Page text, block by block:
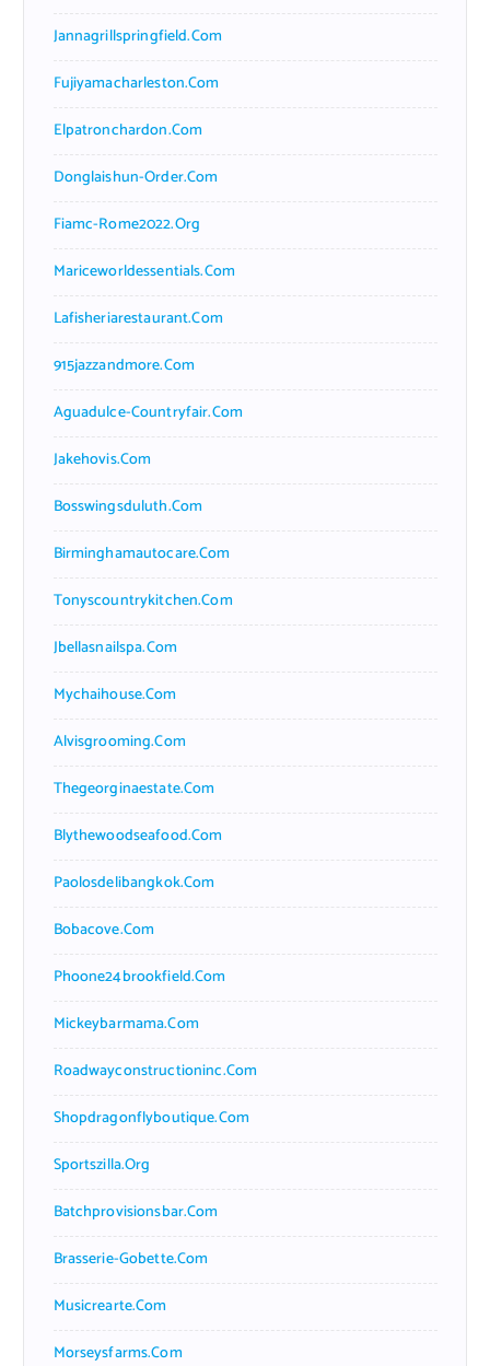
Jannagrillspringfield.com
Fujiyamacharleston.com
Elpatronchardon.com
Donglaishun-Order.com
Fiamc-Rome2022.org
Mariceworldessentials.com
Lafisheriarestaurant.com
915jazzandmore.com
Aguadulce-Countryfair.com
Jakehovis.com
Bosswingsduluth.com
Birminghamautocare.com
Tonyscountrykitchen.com
Jbellasnailspa.com
Mychaihouse.com
Alvisgrooming.com
Thegeorginaestate.com
Blythewoodseafood.com
Paolosdelibangkok.com
Bobacove.com
Phoone24brookfield.com
Mickeybarmama.com
Roadwayconstructioninc.com
Shopdragonflyboutique.com
Sportszilla.org
Batchprovisionsbar.com
Brasserie-Gobette.com
Musicrearte.com
Morseysfarms.com